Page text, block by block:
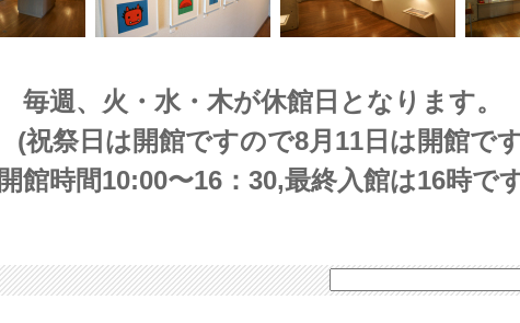
毎週、火・水・木が休館日となります。
(祝祭日は開館ですので8月11日は開館で
開館時間10:00〜16：30,最終入館は16時で